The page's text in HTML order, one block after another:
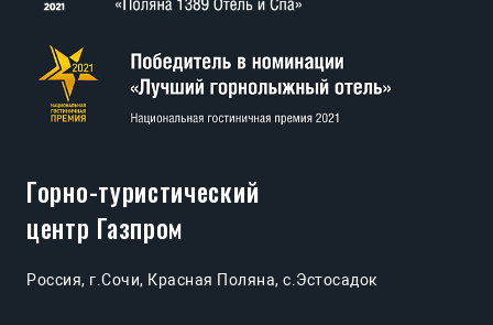
Горно-туристический
центр Газпром
Россия, г.Сочи, Красная Поляна, с.Эстосадок